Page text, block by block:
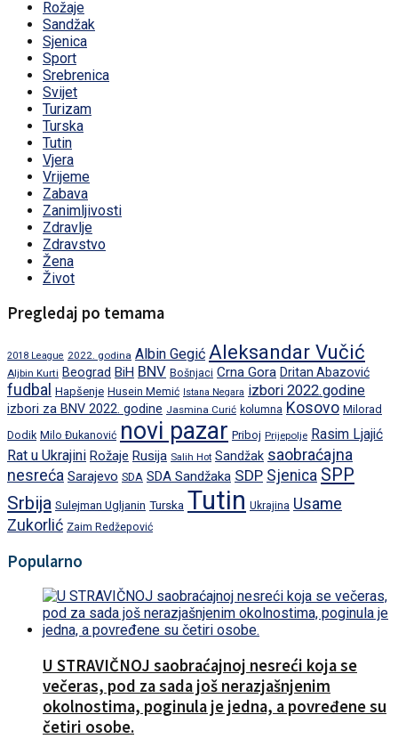
Rožaje
Sandžak
Sjenica
Sport
Srebrenica
Svijet
Turizam
Turska
Tutin
Vjera
Vrijeme
Zabava
Zanimljivosti
Zdravlje
Zdravstvo
Žena
Život
Pregledaj po temama
2018 League 2022. godina Albin Gegić Aleksandar Vučić
Aljbin Kurti Beograd BiH BNV Bošnjaci Crna Gora Dritan Abazović
fudbal Hapšenje Husein Memić Istana Negara izbori 2022.godine
izbori za BNV 2022. godine Jasmina Curić kolumna Kosovo Milorad
Dodik Milo Đukanović novi pazar Priboj Prijepolje Rasim Ljajić
Rat u Ukrajini Rožaje Rusija Salih Hot Sandžak saobraćajna
nesreća Sarajevo SDA SDA Sandžaka SDP Sjenica SPP
Srbija Sulejman Ugljanin Turska Tutin Ukrajina Usame
Zukorlić Zaim Redžepović
Popularno
U STRAVIČNOJ saobraćajnoj nesreći koja se
večeras, pod za sada još nerazjašnjenim
okolnostima, poginula je jedna, a povređene su
četiri osobe.